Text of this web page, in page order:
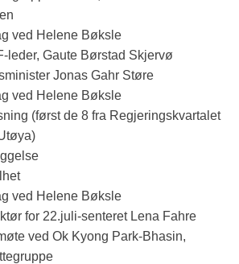
ved Helene Bøksle
leder, Gaute Børstad Skjervø
Jonas Gahr Støre
ved Helene Bøksle
(først de 8 fra Regjeringskvartalet
ved Helene Bøksle
for 22.juli-senteret Lena Fahre
ved Ok Kyong Park-Bhasin,